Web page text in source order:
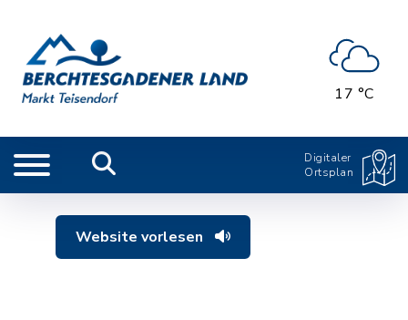
17 °C
Digitaler
Ortsplan
Website vorlesen